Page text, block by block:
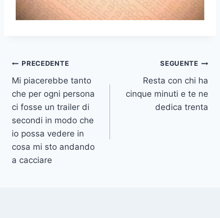
Navigazione
articoli
PRECEDENTE
Mi piacerebbe tanto
che per ogni persona
ci fosse un trailer di
secondi in modo che
io possa vedere in
cosa mi sto andando
a cacciare
SEGUENTE
Resta con chi ha
cinque minuti e te ne
dedica trenta